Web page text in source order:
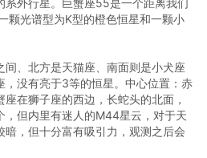
颗光谱型为K型的橙色恒星和一颗小
间、北方是天猫座、南面则是小犬座
，没有亮于3等的恒星。中心位置：赤
在狮子座的西边，长蛇头的北面，
，但内里有迷人的M44星云，对于天
，但十分富有吸引力，观测之后会